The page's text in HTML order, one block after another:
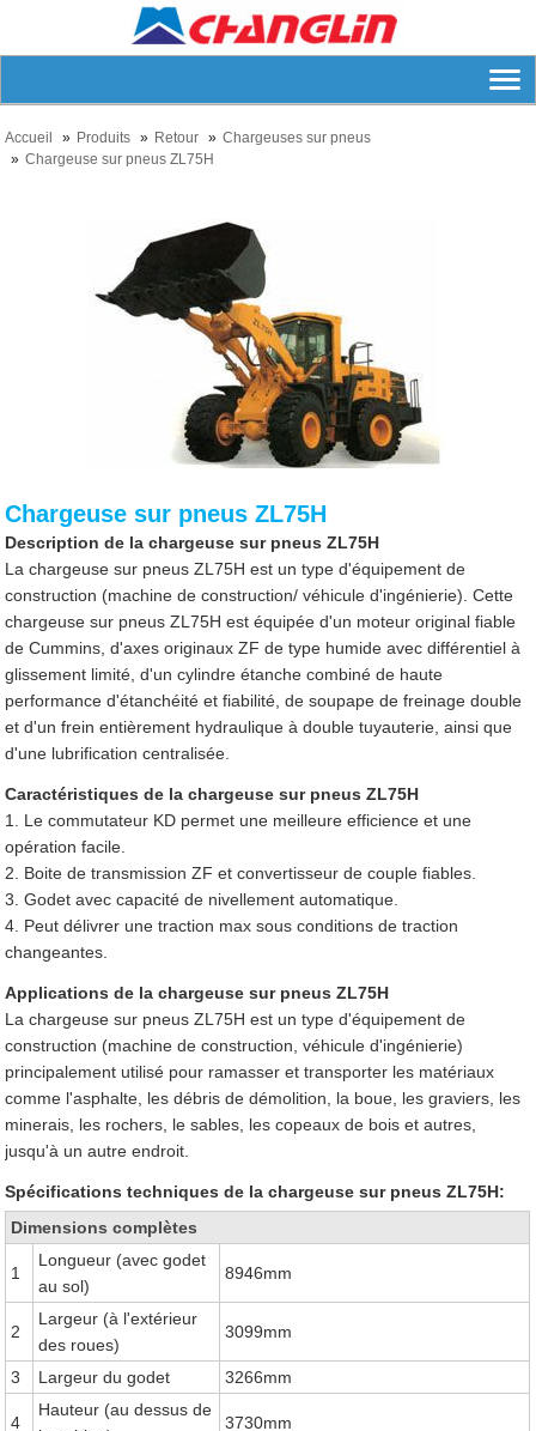
Accueil Produits Retour
Chargeuses sur pneus
Chargeuse sur pneus ZL75H
Chargeuse sur pneus ZL75H
Description de la chargeuse sur pneus ZL75H
La chargeuse sur pneus ZL75H est un type d'équipement de
construction (machine de construction/ véhicule d'ingénierie). Cette
chargeuse sur pneus ZL75H est équipée d'un moteur original fiable
de Cummins, d'axes originaux ZF de type humide avec différentiel à
glissement limité, d'un cylindre étanche combiné de haute
performance d'étanchéité et fiabilité, de soupape de freinage double
et d'un frein entièrement hydraulique à double tuyauterie, ainsi que
d'une lubrification centralisée.
Caractéristiques de la chargeuse sur pneus ZL75H
1. Le commutateur KD permet une meilleure efficience et une
opération facile.
2. Boite de transmission ZF et convertisseur de couple fiables.
3. Godet avec capacité de nivellement automatique.
4. Peut délivrer une traction max sous conditions de traction
changeantes.
Applications de la chargeuse sur pneus ZL75H
La chargeuse sur pneus ZL75H est un type d'équipement de
construction (machine de construction, véhicule d'ingénierie)
principalement utilisé pour ramasser et transporter les matériaux
comme l'asphalte, les débris de démolition, la boue, les graviers, les
minerais, les rochers, le sables, les copeaux de bois et autres,
jusqu'à un autre endroit.
Spécifications techniques de la chargeuse sur pneus ZL75H:
Dimensions complètes
1
Longueur (avec godet
au sol)
8946mm
2
Largeur (à l'extérieur
des roues)
3099mm
3 Largeur du godet 3266mm
4
Hauteur (au dessus de
3730mm